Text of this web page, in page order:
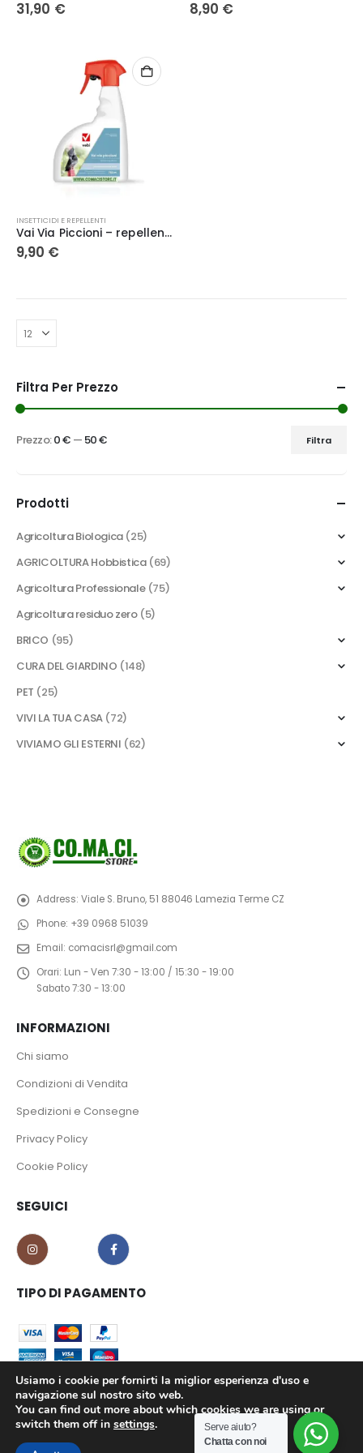
31,90 € 8,90 €
INSETTICIDI E REPELLENTI
Vai Via Piccioni – repellente spray per piccioni e volatili – Vebi
9,90 €
Filtra Per Prezzo
Prezzo
Prezzo
Filtra
Prezzo:0 € — 50 €
Prodotti
Agricoltura Biologica (25)
AGRICOLTURA Hobbistica (69)
Agricoltura Professionale (75)
Agricoltura residuo zero (5)
BRICO (95)
CURA DEL GIARDINO (148)
PET (25)
VIVI LA TUA CASA (72)
VIVIAMO GLI ESTERNI (62)
Address: Viale S. Bruno, 51 88046 Lamezia Terme CZ
Phone: +39 0968 51039
Email: comacisrl@gmail.com
Orari: Lun - Ven 7:30 - 13:00 / 15:30 - 19:00
Sabato 7:30 - 13:00
INFORMAZIONI
Chi siamo
Condizioni di Vendita
Spedizioni e Consegne
Privacy Policy
Cookie Policy
SEGUICI
TIPO DI PAGAMENTO
CO.MA.CI S.r.l. - P.iva 02639180799 © 2023. All Rights Reserved.
Usiamo i cookie per fornirti la miglior esperienza d'uso e
navigazione sul nostro sito web.
You can find out more about which cookies we are using or
switch them off in settings.
Serve aiuto?
Chatta con noi